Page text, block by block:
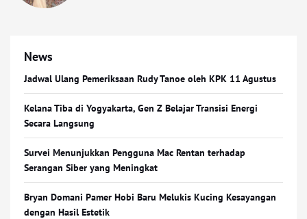
News
Jadwal Ulang Pemeriksaan Rudy Tanoe oleh KPK 11 Agustus
Kelana Tiba di Yogyakarta, Gen Z Belajar Transisi Energi
Secara Langsung
Survei Menunjukkan Pengguna Mac Rentan terhadap
Serangan Siber yang Meningkat
Bryan Domani Pamer Hobi Baru Melukis Kucing Kesayangan
dengan Hasil Estetik